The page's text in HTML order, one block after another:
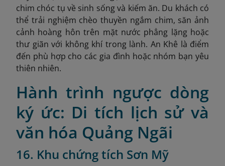
chim chóc tụ về sinh sống và kiếm ăn. Du khách có
thể trải nghiệm chèo thuyền ngắm chim, săn ảnh
cảnh hoàng hôn trên mặt nước phẳng lặng hoặc
thư giãn với không khí trong lành. An Khê là điểm
đến phù hợp cho các gia đình hoặc nhóm bạn yêu
thiên nhiên.
Hành trình ngược dòng
ký ức: Di tích lịch sử và
văn hóa Quảng Ngãi
16. Khu chứng tích Sơn Mỹ